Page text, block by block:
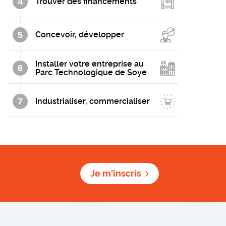
5 Concevoir, développer
6
Installer votre entreprise au
Parc Technologique de Soye
7 Industrialiser, commercialiser
Je m'inscris